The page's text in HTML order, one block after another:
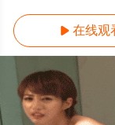
 在线观